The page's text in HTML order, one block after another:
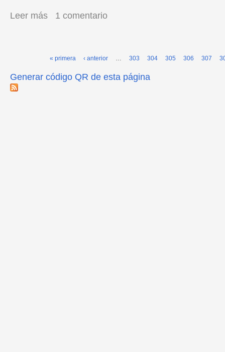
Leer más sobre Revista Foto DNG
1 comentario
« primera ‹ anterior … 303 304 305 306 307
Generar código QR de esta página